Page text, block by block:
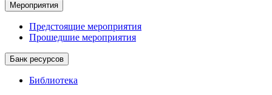
Мероприятия
Предстоящие мероприятия
Прошедшие мероприятия
Банк ресурсов
Библиотека